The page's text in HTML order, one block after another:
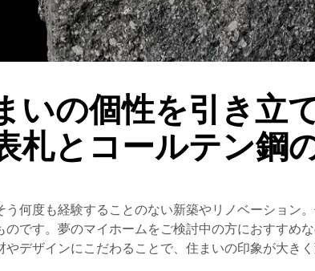
いの個性を引き立
札とコールテン鋼
う何度も経験することのない新築やリノベーション
のです。夢のマイホームをご検討中の方におすすめ
やデザインにこだわることで、住まいの印象が大きく